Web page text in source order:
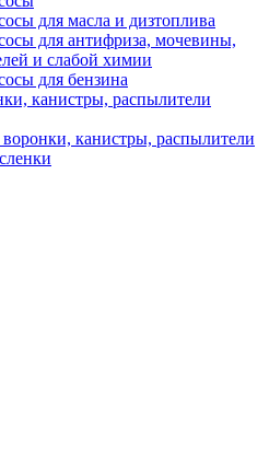
для масла и дизтоплива
для антифриза, мочевины,
и слабой химии
для бензина
канистры, распылители
канистры, распылители